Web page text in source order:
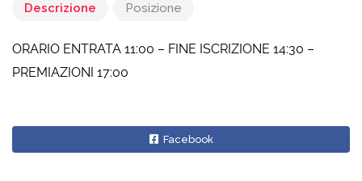
Descrizione Posizione
ORARIO ENTRATA 11:00 – FINE ISCRIZIONE 14:30 –
PREMIAZIONI 17:00
Facebook